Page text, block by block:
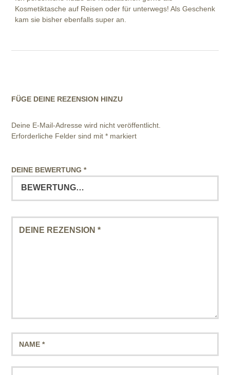
Kosmetiktasche auf Reisen oder für unterwegs! Als Geschenk
kam sie bisher ebenfalls super an.
FÜGE DEINE REZENSION HINZU
Deine E-Mail-Adresse wird nicht veröffentlicht.
Erforderliche Felder sind mit* markiert
DEINE BEWERTUNG*